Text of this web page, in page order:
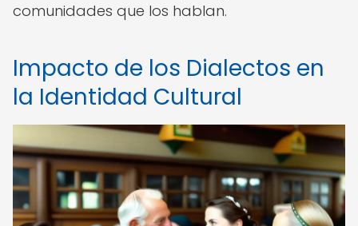
comunidades que los hablan.
Impacto de los Dialectos en
la Identidad Cultural